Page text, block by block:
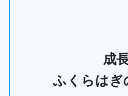
成
ふくらはぎ